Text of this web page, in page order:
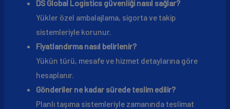
DS Global Logistics güvenliği nasıl sağlar?
Yükler özel ambalajlama, sigorta ve takip
sistemleriyle korunur.
Fiyatlandırma nasıl belirlenir?
Yükün türü, mesafe ve hizmet detaylarına göre
hesaplanır.
Gönderiler ne kadar sürede teslim edilir?
Planlı taşıma sistemleriyle zamanında teslimat